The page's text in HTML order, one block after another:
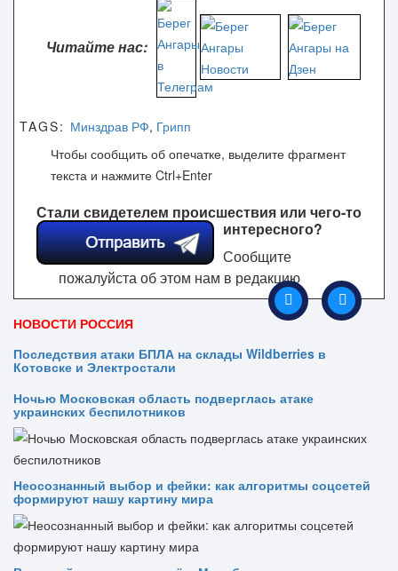
Читайте нас:
TAGS: Минздрав РФ, Грипп
Стали свидетелем происшествия или чего-то
интересного?
Сообщите
пожалуйста об этом нам в редакцию
Чтобы сообщить об опечатке, выделите фрагмент
текста и нажмите Ctrl+Enter
НОВОСТИ РОССИЯ
Последствия атаки БПЛА на склады Wildberries в
Котовске и Электростали
Ночью Московская область подверглась атаке
украинских беспилотников
Неосознанный выбор и фейки: как алгоритмы соцсетей
формируют нашу картину мира